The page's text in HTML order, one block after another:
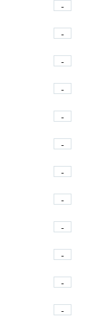
-
-
-
-
-
-
-
-
-
-
-
-